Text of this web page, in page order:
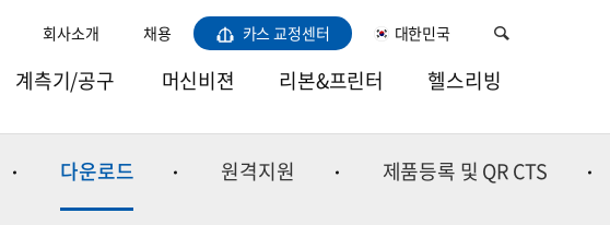
회사소개 채용 카스 교정센터 대한민국
계측기/공구
점도/비중/수분계
머신비젼
비전LED라이트
리본&프린터 헬스리빙
건강
다운로드 원격지원 제품등록 및 QR CTS